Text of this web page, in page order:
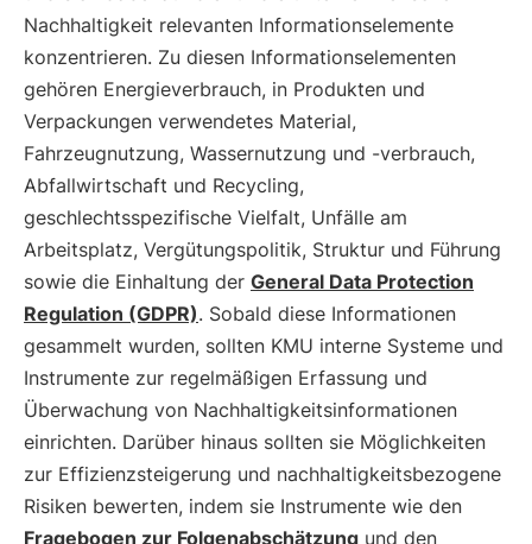
Nachhaltigkeit relevanten Informationselemente
konzentrieren. Zu diesen Informationselementen
gehören Energieverbrauch, in Produkten und
Verpackungen verwendetes Material,
Fahrzeugnutzung, Wassernutzung und -verbrauch,
Abfallwirtschaft und Recycling,
geschlechtsspezifische Vielfalt, Unfälle am
Arbeitsplatz, Vergütungspolitik, Struktur und Führung
sowie die Einhaltung der General Data Protection
Regulation (GDPR). Sobald diese Informationen
gesammelt wurden, sollten KMU interne Systeme und
Instrumente zur regelmäßigen Erfassung und
Überwachung von Nachhaltigkeitsinformationen
einrichten. Darüber hinaus sollten sie Möglichkeiten
zur Effizienzsteigerung und nachhaltigkeitsbezogene
Risiken bewerten, indem sie Instrumente wie den
Fragebogen zur Folgenabschätzung und den